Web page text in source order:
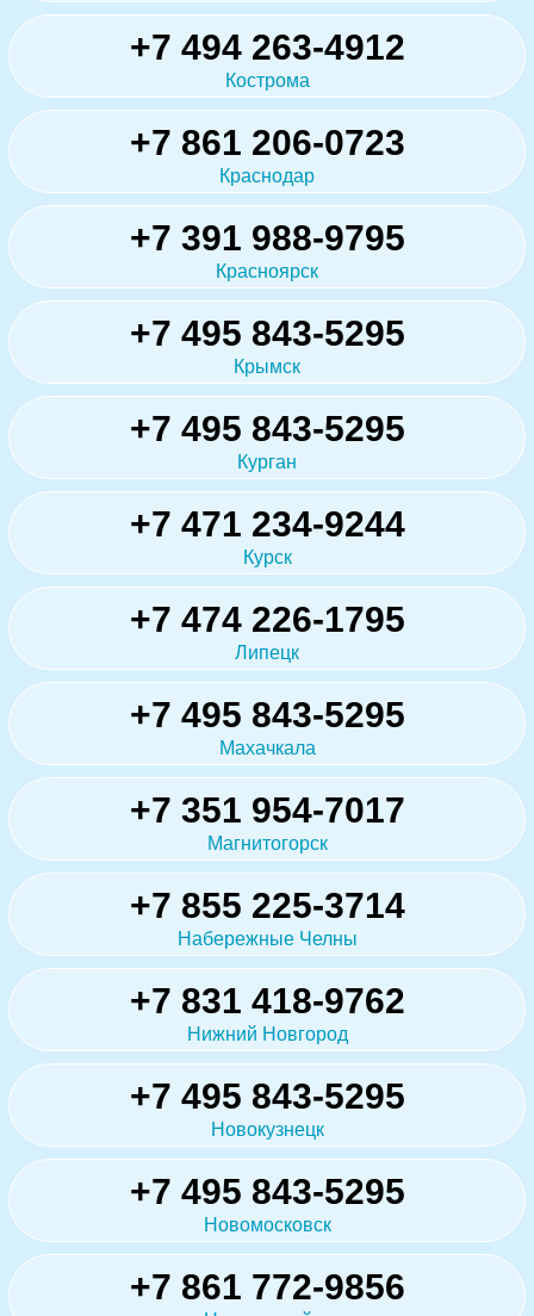
+7 494 263-4912
Кострома
+7 861 206-0723
Краснодар
+7 391 988-9795
Красноярск
+7 495 843-5295
Крымск
+7 495 843-5295
Курган
+7 471 234-9244
Курск
+7 474 226-1795
Липецк
+7 495 843-5295
Махачкала
+7 351 954-7017
Магнитогорск
+7 855 225-3714
Набережные Челны
+7 831 418-9762
Нижний Новгород
+7 495 843-5295
Новокузнецк
+7 495 843-5295
Новомосковск
+7 861 772-9856